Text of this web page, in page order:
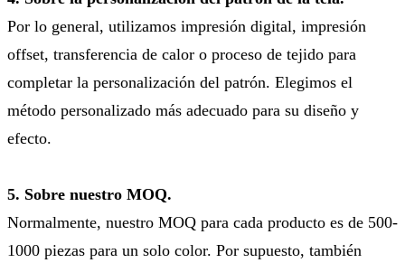
Por lo general, utilizamos impresión digital, impresión
offset, transferencia de calor o proceso de tejido para
completar la personalización del patrón. Elegimos el
método personalizado más adecuado para su diseño y
efecto.
5. Sobre nuestro MOQ.
Normalmente, nuestro MOQ para cada producto es de 500-
1000 piezas para un solo color. Por supuesto, también